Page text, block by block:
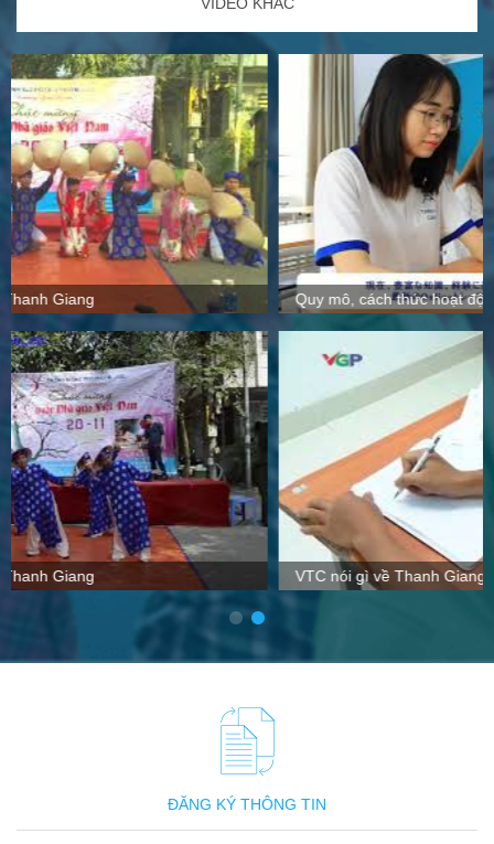
Quy mô, cách thức hoạt động tại Thanh Giang
VTC nói gì về Thanh Giang
ĐĂNG KÝ THÔNG TIN